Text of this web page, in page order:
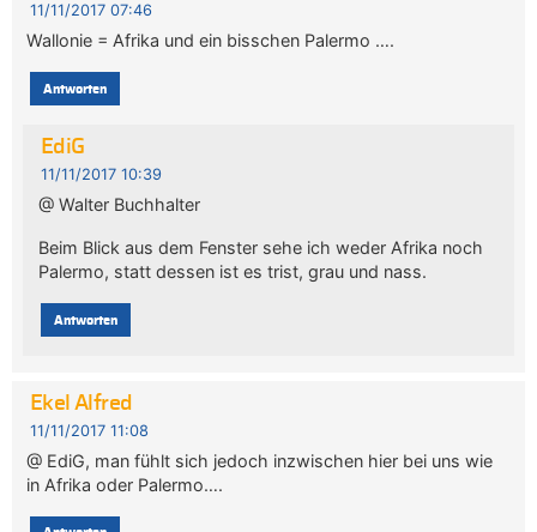
11/11/2017 07:46
Wallonie = Afrika und ein bisschen Palermo ….
Antworten
EdiG
11/11/2017 10:39
@ Walter Buchhalter
Beim Blick aus dem Fenster sehe ich weder Afrika noch
Palermo, statt dessen ist es trist, grau und nass.
Antworten
Ekel Alfred
11/11/2017 11:08
@ EdiG, man fühlt sich jedoch inzwischen hier bei uns wie
in Afrika oder Palermo….